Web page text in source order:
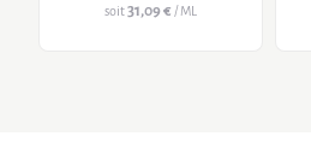
soit31,09 € / ML